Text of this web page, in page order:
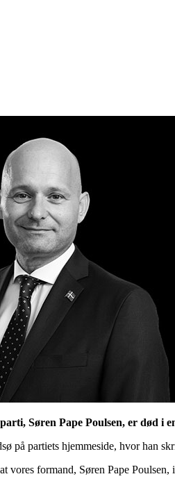
Søren Pape Poulsen, er død i
på partiets hjemmeside, hvor han
vores formand, Søren Pape